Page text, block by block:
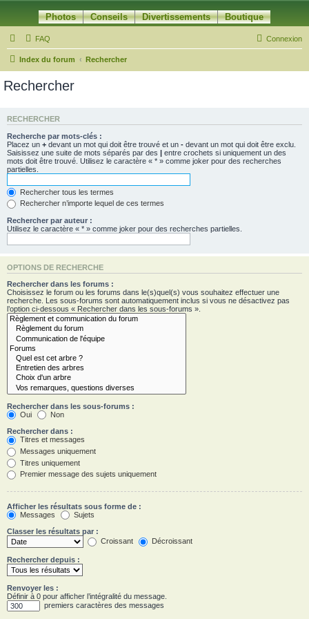
Photos Conseils Divertissements Boutique
FAQ Connexion
Index du forum Rechercher
Rechercher
RECHERCHER
Recherche par mots-clés :
Placez un + devant un mot qui doit être trouvé et un - devant un mot qui doit être exclu.
Saisissez une suite de mots séparés par des | entre crochets si uniquement un des
mots doit être trouvé. Utilisez le caractère « * » comme joker pour des recherches
partielles.
Rechercher tous les termes
Rechercher n’importe lequel de ces termes
Rechercher par auteur :
Utilisez le caractère « * » comme joker pour des recherches partielles.
OPTIONS DE RECHERCHE
Rechercher dans les forums :
Choisissez le forum ou les forums dans le(s)quel(s) vous souhaitez effectuer une
recherche. Les sous-forums sont automatiquement inclus si vous ne désactivez pas
l’option ci-dessous « Rechercher dans les sous-forums ».
Rechercher dans les sous-forums :
Oui
Non
Rechercher dans :
Titres et messages
Messages uniquement
Titres uniquement
Premier message des sujets uniquement
Afficher les résultats sous forme de :
Messages
Sujets
Classer les résultats par :
Croissant
Décroissant
Rechercher depuis :
Renvoyer les :
Définir à 0 pour afficher l’intégralité du message.
premiers caractères des messages